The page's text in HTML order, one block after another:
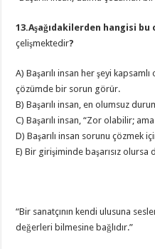
13.Aşağıdakilerden hangisi bu
çelişmektedir?
A) Başarılı insan her şeyi
çözümde bir sorun görür.
B) Başarılı insan, en olumsuz
C) Başarılı insan, “Zor olabilir;
D) Başarılı insan sorunu çözmek
E) Bir girişiminde başarısız olursa
“Bir sanatçının kendi ulusuna
değerleri bilmesine bağlıdır.”